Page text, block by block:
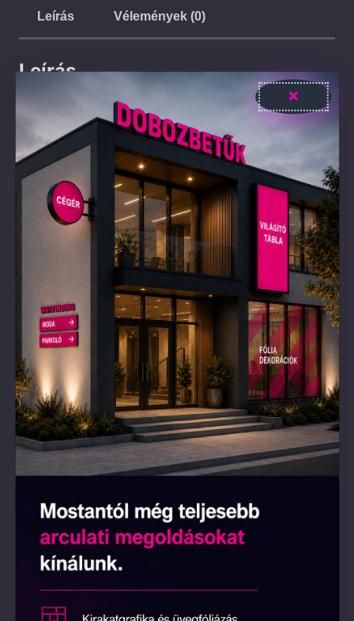
Leírás Vélemények (0)
Leírás
Hozd el a klasszikus filmek ikonikus
hangulatát a Vito LED-Neon Pop Art
Dekorációval!
Vidd be otthonodba a régi idők eleganciáját és
misztikumát ezzel a Vito LED-Neon Pop Art
Dekorációval, amelyet az ikonikus
gengszterfilmek inspiráltak! Az UV-nyomtatott
képen a híres karakter mély, átható tekintettel
néz ránk, megtestesítve az erőt és a hatalmat.
A neonfények pedig olyan drámai hatást
kölcsönöznek a műnek, amely valóban
különlegessé teszi ezt az alkotást. Ez a
dekoráció igazi statement darab bármely
térben – legyen az nappali, dolgozószoba vagy
egy férfias stílusú szoba –, amely eleganciát és
erőt sugároz.
Miért válaszd ezt a dekorációt?
nyomtatott portré és a neonfények drámai
megvilágítása megidézi a karakter erőt
sugárzó jelenlétét, amely azonnal vonzza a
tekinteteket.
Filmes hangulat neonfényekkel:A finoman
megvilágított részletek tökéletesen átadják a